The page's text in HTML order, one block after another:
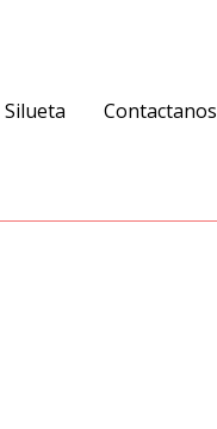
Silueta Contactanos